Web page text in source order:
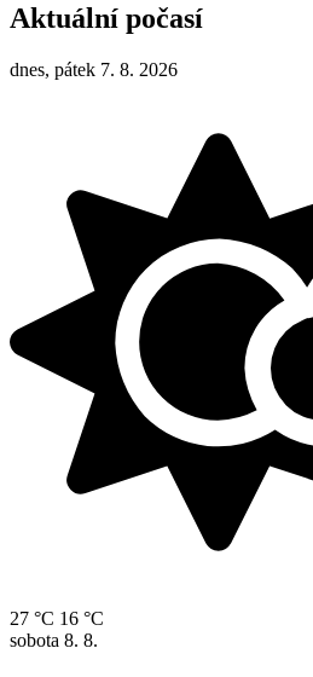
Aktuální počasí
dnes, pátek 7. 8. 2026
27 °C 16 °C
sobota 8. 8.